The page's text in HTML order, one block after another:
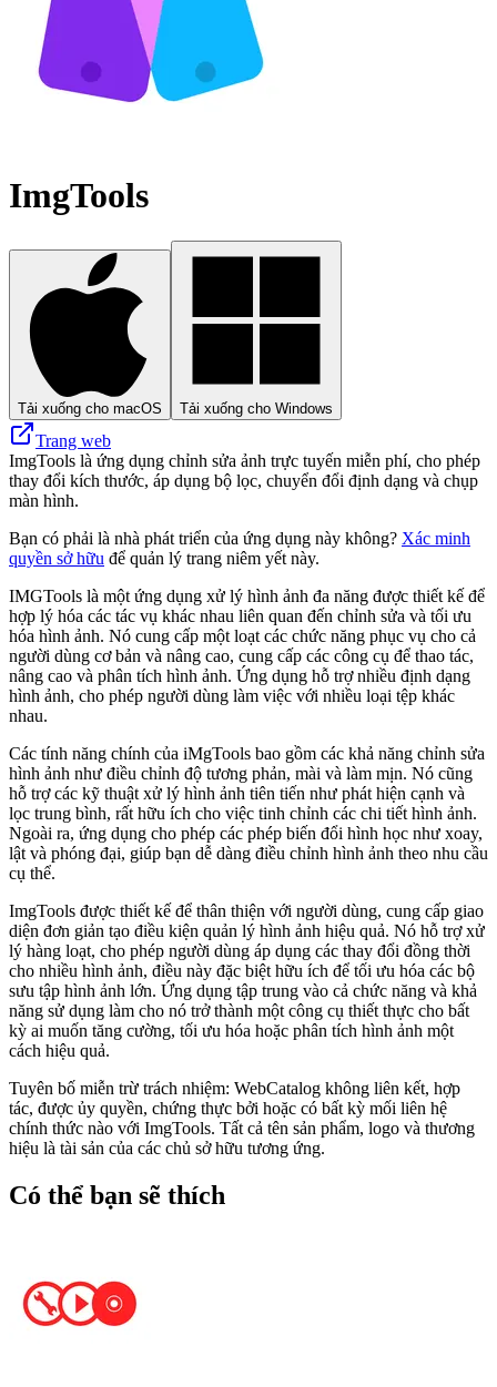
ImgTools
Tải xuống cho macOS Tải xuống cho Windows
Trang web
ImgTools là ứng dụng chỉnh sửa ảnh trực tuyến miễn phí, cho phép
thay đổi kích thước, áp dụng bộ lọc, chuyển đổi định dạng và chụp
màn hình.
Bạn có phải là nhà phát triển của ứng dụng này không? Xác minh
quyền sở hữu để quản lý trang niêm yết này.
IMGTools là một ứng dụng xử lý hình ảnh đa năng được thiết kế để
hợp lý hóa các tác vụ khác nhau liên quan đến chỉnh sửa và tối ưu
hóa hình ảnh. Nó cung cấp một loạt các chức năng phục vụ cho cả
người dùng cơ bản và nâng cao, cung cấp các công cụ để thao tác,
nâng cao và phân tích hình ảnh. Ứng dụng hỗ trợ nhiều định dạng
hình ảnh, cho phép người dùng làm việc với nhiều loại tệp khác
nhau.
Các tính năng chính của iMgTools bao gồm các khả năng chỉnh sửa
hình ảnh như điều chỉnh độ tương phản, mài và làm mịn. Nó cũng
hỗ trợ các kỹ thuật xử lý hình ảnh tiên tiến như phát hiện cạnh và
lọc trung bình, rất hữu ích cho việc tinh chỉnh các chi tiết hình ảnh.
Ngoài ra, ứng dụng cho phép các phép biến đổi hình học như xoay,
lật và phóng đại, giúp bạn dễ dàng điều chỉnh hình ảnh theo nhu cầu
cụ thể.
ImgTools được thiết kế để thân thiện với người dùng, cung cấp giao
diện đơn giản tạo điều kiện quản lý hình ảnh hiệu quả. Nó hỗ trợ xử
lý hàng loạt, cho phép người dùng áp dụng các thay đổi đồng thời
cho nhiều hình ảnh, điều này đặc biệt hữu ích để tối ưu hóa các bộ
sưu tập hình ảnh lớn. Ứng dụng tập trung vào cả chức năng và khả
năng sử dụng làm cho nó trở thành một công cụ thiết thực cho bất
kỳ ai muốn tăng cường, tối ưu hóa hoặc phân tích hình ảnh một
cách hiệu quả.
Tuyên bố miễn trừ trách nhiệm: WebCatalog không liên kết, hợp
tác, được ủy quyền, chứng thực bởi hoặc có bất kỳ mối liên hệ
chính thức nào với ImgTools. Tất cả tên sản phẩm, logo và thương
hiệu là tài sản của các chủ sở hữu tương ứng.
Có thể bạn sẽ thích